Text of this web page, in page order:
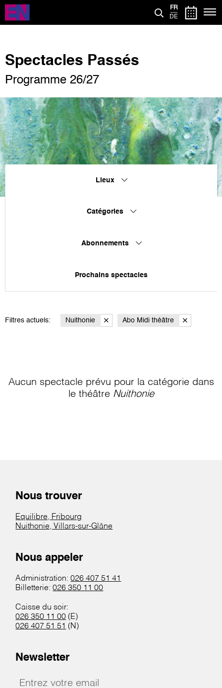
Aller
contenu
FR
DE
Spectacles Passés
Programme 26/27
Lieux
Catégories
Abonnements
Prochains spectacles
Filtres actuels: Nuithonie Abo Midi théâtre
Aucun spectacle prévu pour la catégorie dans
le théâtre Nuithonie
Nous trouver
Equilibre, Fribourg
Nuithonie, Villars-sur-Glâne
Nous appeler
Administration:026 407 51 41
Billetterie:026 350 11 00
Caisse du soir:
026 350 11 00 (E)
026 407 51 51 (N)
Newsletter